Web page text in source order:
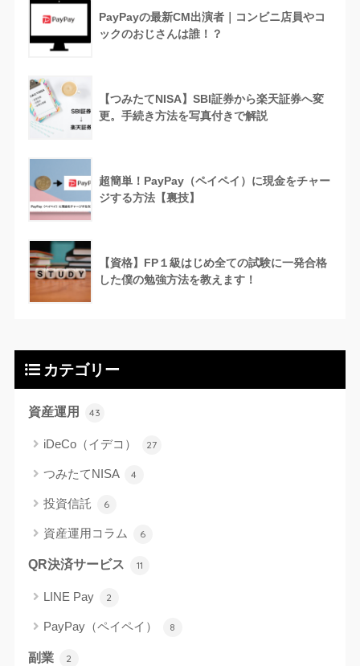
PayPayの最新CM出演者｜コンビニ店員やコ
ックのおじさんは誰！？
【つみたてNISA】SBI証券から楽天証券へ変
更。手続き方法を写真付きで解説
超簡単！PayPay（ペイペイ）に現金をチャー
ジする方法【裏技】
【資格】FP１級はじめ全ての試験に一発合格
した僕の勉強方法を教えます！
カテゴリー
資産運用 43
iDeCo（イデコ） 27
つみたてNISA 4
投資信託 6
資産運用コラム 6
QR決済サービス 11
LINE Pay 2
PayPay（ペイペイ） 8
副業 2